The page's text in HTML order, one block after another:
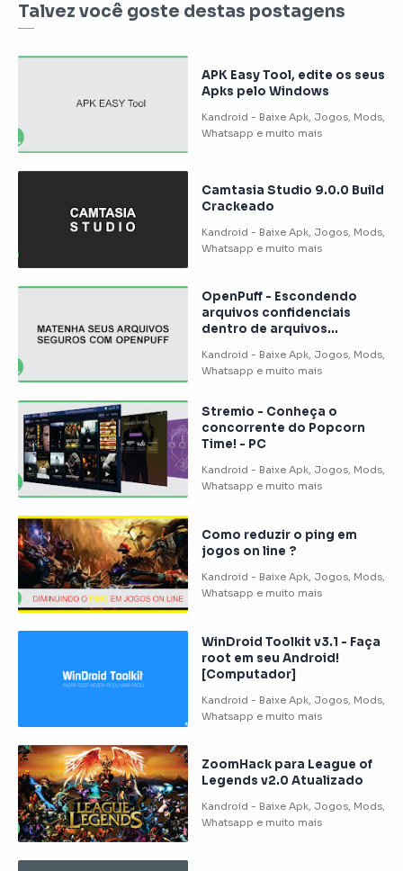
Talvez você goste destas postagens
APK Easy Tool, edite os seus
Apks pelo Windows
Camtasia Studio 9.0.0 Build
Crackeado
OpenPuff - Escondendo
arquivos confidenciais
dentro de arquivos
Stremio - Conheça o
concorrente do Popcorn
Time! - PC
Como reduzir o ping em
jogos on line ?
WinDroid Toolkit v3.1 - Faça
root em seu Android!
[Computador]
ZoomHack para League of
Legends v2.0 Atualizado